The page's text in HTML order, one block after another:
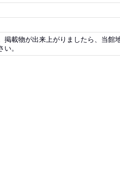
掲載物が出来上がりましたら、当
。